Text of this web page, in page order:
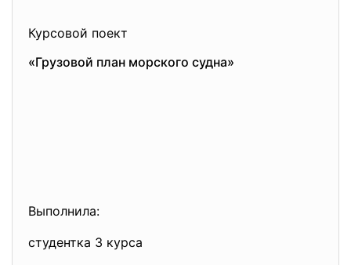
Курсовой поект
«Грузовой план морского судна»
Выполнила:
студентка 3 курса